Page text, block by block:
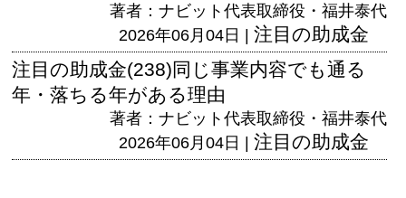
著者：ナビット代表取締役・福井泰代
2026年06月04日 | 注目の助成金
注目の助成金(238)同じ事業内容でも通る
年・落ちる年がある理由
著者：ナビット代表取締役・福井泰代
2026年06月04日 | 注目の助成金